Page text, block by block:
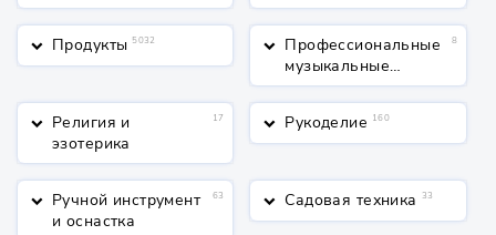
keyboard_arrow_down Продукты 5032 keyboard_arrow_down Профессиональные
музыкальные
инструменты
8
keyboard_arrow_down Религия и
эзотерика
17 keyboard_arrow_down Рукоделие 160
keyboard_arrow_down Ручной инструмент
и оснастка
63 keyboard_arrow_down Садовая техника 33